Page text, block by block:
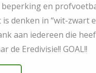
en
is denken in “wit-zwart
aan iedereen die
de Eredivisie!! GOAL!!